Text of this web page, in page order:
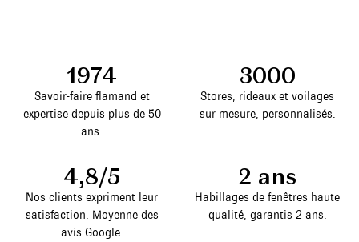
1974
Savoir-faire flamand et
expertise depuis plus de 50
ans.
3000
Stores, rideaux et voilages
sur mesure, personnalisés.
4,8/5
Nos clients expriment leur
satisfaction. Moyenne des
avis Google.
2 ans
Habillages de fenêtres haute
qualité, garantis 2 ans.